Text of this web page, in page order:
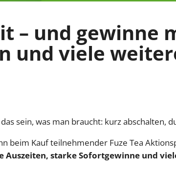
– und gewinne
und viele
sein, was man braucht: kurz abschalten,
beim Kauf teilnehmender Fuze Tea
Auszeiten, starke Sofortgewinne und